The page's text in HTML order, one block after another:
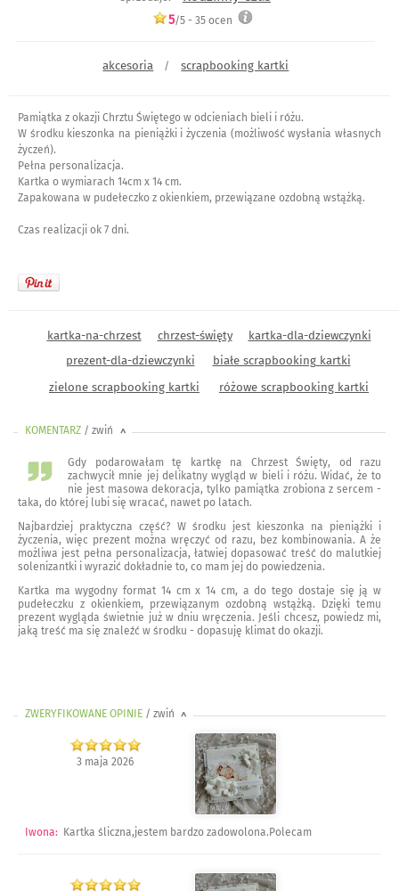
5/5 - 35ocen
akcesoria / scrapbooking kartki
Pamiątka z okazji Chrztu Świętego w odcieniach bieli i różu.
W środku kieszonka na pieniążki i życzenia (możliwość wysłania własnych
życzeń).
Pełna personalizacja.
Kartka o wymiarach 14cm x 14 cm.
Zapakowana w pudełeczko z okienkiem, przewiązane ozdobną wstążką.
Czas realizacji ok 7 dni.
kartka-na-chrzest chrzest-święty
kartka-dla-dziewczynki
prezent-dla-dziewczynki
białe scrapbooking kartki
zielone scrapbooking kartki
różowe scrapbooking kartki
KOMENTARZ / zwiń <
Gdy podarowałam tę kartkę na Chrzest Święty, od razu
zachwycił mnie jej delikatny wygląd w bieli i różu. Widać, że to
nie jest masowa dekoracja, tylko pamiątka zrobiona z sercem -
taka, do której lubi się wracać, nawet po latach.
Najbardziej praktyczna część? W środku jest kieszonka na pieniążki i
życzenia, więc prezent można wręczyć od razu, bez kombinowania. A że
możliwa jest pełna personalizacja, łatwiej dopasować treść do malutkiej
solenizantki i wyrazić dokładnie to, co mam jej do powiedzenia.
Kartka ma wygodny format 14 cm x 14 cm, a do tego dostaje się ją w
pudełeczku z okienkiem, przewiązanym ozdobną wstążką. Dzięki temu
prezent wygląda świetnie już w dniu wręczenia. Jeśli chcesz, powiedz mi,
jaką treść ma się znaleźć w środku - dopasuję klimat do okazji.
ZWERYFIKOWANE OPINIE / zwiń >
3 maja 2026
Iwona: Kartka śliczna,jestem bardzo zadowolona.Polecam